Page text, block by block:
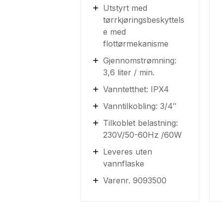
Utstyrt med
tørrkjøringsbeskyttels
e med
flottørmekanisme
Gjennomstrømning:
3,6 liter / min.
Vanntetthet: IPX4
Vanntilkobling: 3/4″
Tilkoblet belastning:
230V/50-60Hz /60W
Leveres uten
vannflaske
Varenr. 9093500